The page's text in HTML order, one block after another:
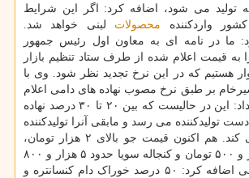
تولید می شود، اضافه کرد: اگر این شرایط
واردکننده محصولات لبنی خواهد شد.
ما در نامه ای به معاون اول رئیس جمهور
به قیمت اعلام شده از طرف ستاد تنظیم بازار
هستیم که در این نرخ تجدید نظر شود. وی با
بر طبق نرخ مصوب نهاده های دامی اعلام
شده است، توضیح داد: این در حالیست که بین ۲۰ تا ۳۰ درصد نهاده
تولیدکننده می رسد و مابقی آنرا تولیدکننده
با نرخ آزاد تهیه می کند. هم اکنون قیمت جو بالای ۲ هزار تومان،
ذرت بیش از ۲ هزار و ۵۰۰ تومان و کنجاله سویا حدود ۵ هزار و ۸۰۰
تومان است. سلطانی اضافه کرد: ۵۰ درصد خوراک دام کنسانتره و